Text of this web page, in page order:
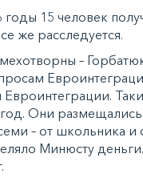
годы 15 человек
же расследуется.
–
Они размещались
– от школьника и
Минюсту